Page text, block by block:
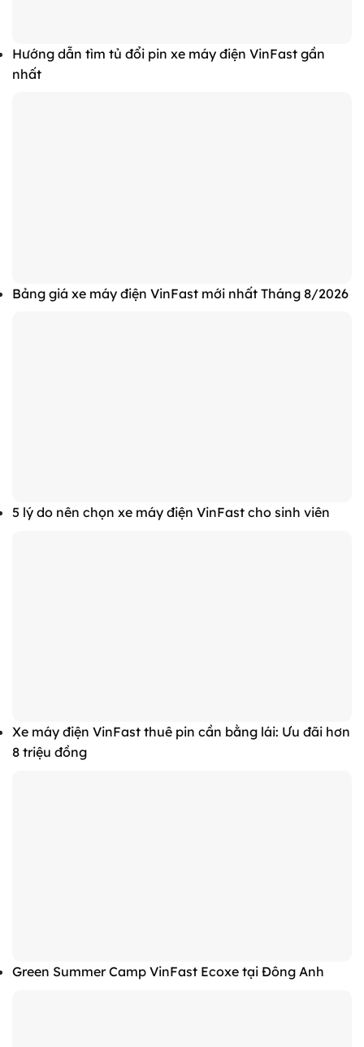
Hướng dẫn tìm tủ đổi pin xe máy điện VinFast gần
nhất
Bảng giá xe máy điện VinFast mới nhất Tháng 8/2026
5 lý do nên chọn xe máy điện VinFast cho sinh viên
Xe máy điện VinFast thuê pin cần bằng lái: Ưu đãi hơn
8 triệu đồng
Green Summer Camp VinFast Ecoxe tại Đông Anh